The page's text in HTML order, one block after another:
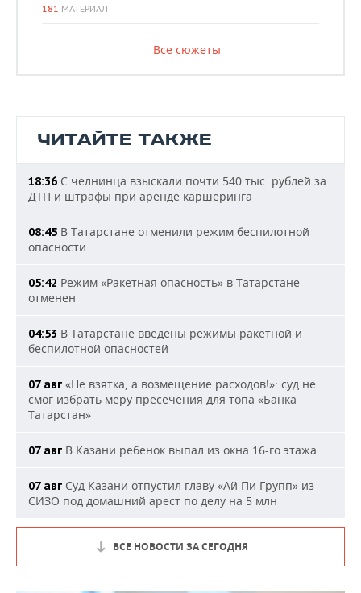
181 МАТЕРИАЛ
Все сюжеты
ЧИТАЙТЕ ТАКЖЕ
18:36 С челнинца взыскали почти 540 тыс. рублей за
ДТП и штрафы при аренде каршеринга
08:45 В Татарстане отменили режим беспилотной
опасности
05:42 Режим «Ракетная опасность» в Татарстане
отменен
04:53 В Татарстане введены режимы ракетной и
беспилотной опасностей
07 авг «Не взятка, а возмещение расходов!»: суд не
смог избрать меру пресечения для топа «Банка
Татарстан»
07 авг В Казани ребенок выпал из окна 16-го этажа
07 авг Суд Казани отпустил главу «Ай Пи Групп» из
СИЗО под домашний арест по делу на 5 млн
ВСЕ НОВОСТИ ЗА СЕГОДНЯ